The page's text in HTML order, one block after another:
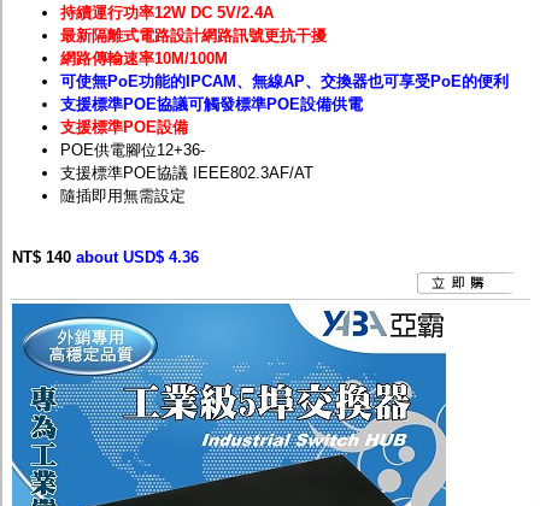
持續運行功率12W DC 5V/2.4A
最新隔離式電路設計網路訊號更抗干擾
網路傳輸速率10M/100M
可使無PoE功能的IPCAM、無線AP、交換器也可享受PoE的便利
支援標準POE協議可觸發標準POE設備供電
支援標準POE設備
POE供電腳位12+36-
支援標準POE協議 IEEE802.3AF/AT
隨插即用無需設定
NT$ 140 about USD$ 4.36